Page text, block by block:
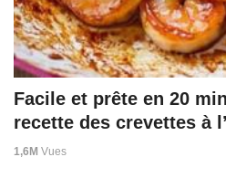
Facile et prête en 20
recette des crevettes à
1,6M Vues